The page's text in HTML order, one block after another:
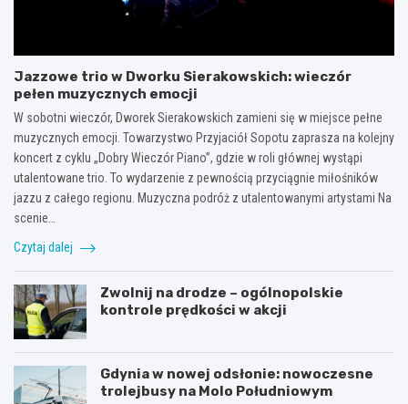
Jazzowe trio w Dworku Sierakowskich: wieczór
pełen muzycznych emocji
W sobotni wieczór, Dworek Sierakowskich zamieni się w miejsce pełne
muzycznych emocji. Towarzystwo Przyjaciół Sopotu zaprasza na kolejny
koncert z cyklu „Dobry Wieczór Piano”, gdzie w roli głównej wystąpi
utalentowane trio. To wydarzenie z pewnością przyciągnie miłośników
jazzu z całego regionu. Muzyczna podróż z utalentowanymi artystami Na
scenie…
Czytaj dalej
Zwolnij na drodze – ogólnopolskie
kontrole prędkości w akcji
Gdynia w nowej odsłonie: nowoczesne
trolejbusy na Molo Południowym